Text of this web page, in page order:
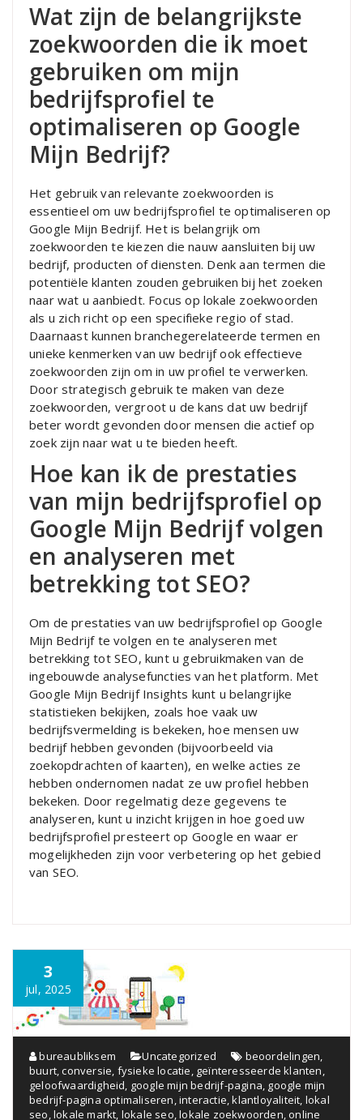
Wat zijn de belangrijkste
zoekwoorden die ik moet
gebruiken om mijn
bedrijfsprofiel te
optimaliseren op Google
Mijn Bedrijf?
Het gebruik van relevante zoekwoorden is
essentieel om uw bedrijfsprofiel te optimaliseren op
Google Mijn Bedrijf. Het is belangrijk om
zoekwoorden te kiezen die nauw aansluiten bij uw
bedrijf, producten of diensten. Denk aan termen die
potentiële klanten zouden gebruiken bij het zoeken
naar wat u aanbiedt. Focus op lokale zoekwoorden
als u zich richt op een specifieke regio of stad.
Daarnaast kunnen branchegerelateerde termen en
unieke kenmerken van uw bedrijf ook effectieve
zoekwoorden zijn om in uw profiel te verwerken.
Door strategisch gebruik te maken van deze
zoekwoorden, vergroot u de kans dat uw bedrijf
beter wordt gevonden door mensen die actief op
zoek zijn naar wat u te bieden heeft.
Hoe kan ik de prestaties
van mijn bedrijfsprofiel op
Google Mijn Bedrijf volgen
en analyseren met
betrekking tot SEO?
Om de prestaties van uw bedrijfsprofiel op Google
Mijn Bedrijf te volgen en te analyseren met
betrekking tot SEO, kunt u gebruikmaken van de
ingebouwde analysefuncties van het platform. Met
Google Mijn Bedrijf Insights kunt u belangrijke
statistieken bekijken, zoals hoe vaak uw
bedrijfsvermelding is bekeken, hoe mensen uw
bedrijf hebben gevonden (bijvoorbeeld via
zoekopdrachten of kaarten), en welke acties ze
hebben ondernomen nadat ze uw profiel hebben
bekeken. Door regelmatig deze gegevens te
analyseren, kunt u inzicht krijgen in hoe goed uw
bedrijfsprofiel presteert op Google en waar er
mogelijkheden zijn voor verbetering op het gebied
van SEO.
3
jul, 2025
bureaubliksem Uncategorized beoordelingen,
buurt,conversie, fysieke locatie, geïnteresseerde klanten,
geloofwaardigheid, google mijn bedrijf-pagina, google mijn
bedrijf-pagina optimaliseren,interactie,klantloyaliteit, lokal
seo,lokale markt, lokale seo,lokale zoekwoorden,online